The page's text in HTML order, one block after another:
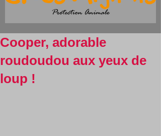
Cooper, adorable
roudoudou aux yeux de
loup !